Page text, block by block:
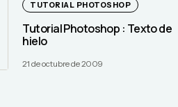
TUTORIAL PHOTOSHOP
Tutorial Photoshop : Texto de
hielo
21 de octubre de 2009